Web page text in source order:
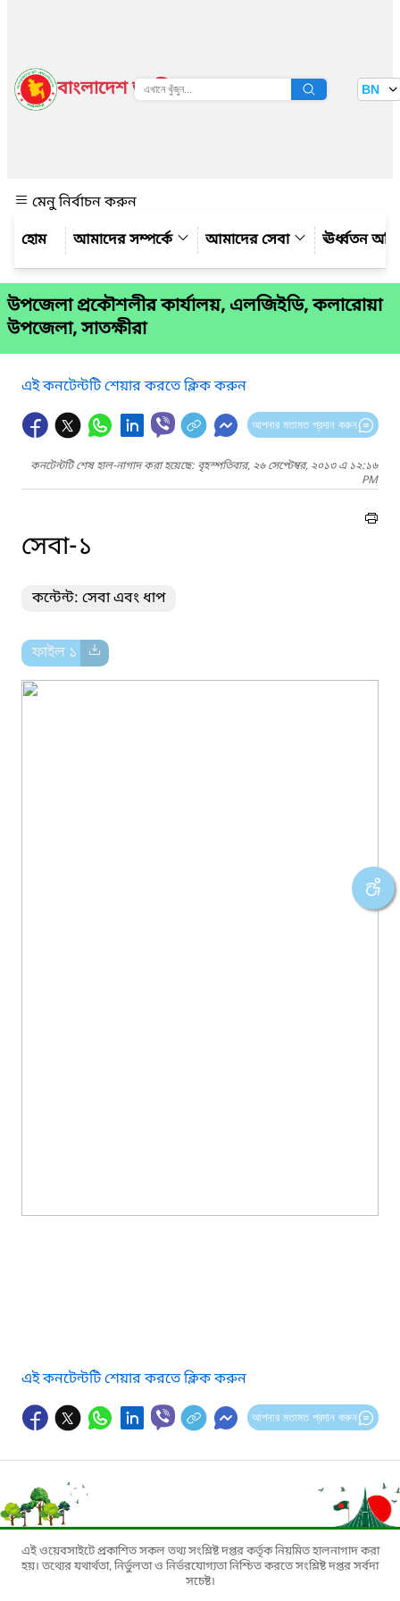
বাংলাদেশ জাতীয় তথ্য বাতায়ন BN
মেনু নির্বাচন করুন
আমাদের সম্পর্কে
আমাদের সেবা ঊর্ধ্বতন
উপজেলা প্রকৌশলীর কার্যালয়, এলজিইডি, কলারোয়া
উপজেলা, সাতক্ষীরা
এই কনটেন্টটি শেয়ার করতে ক্লিক করুন
আপনার মতামত প্রদান করুন
কনটেন্টটি শেষ হাল-নাগাদ করা হয়েছে: বৃহস্পতিবার, ২৬ সেপ্টেম্বর, ২০১৩ এ ১২:১৬
PM
সেবা-১
কন্টেন্ট: সেবা এবং ধাপ
ফাইল ১
এই কনটেন্টটি শেয়ার করতে ক্লিক করুন
আপনার মতামত প্রদান করুন
এই ওয়েবসাইটে প্রকাশিত সকল তথ্য সংশ্লিষ্ট দপ্তর কর্তৃক নিয়মিত হালনাগাদ করা
হয়। তথ্যের যথার্থতা, নির্ভুলতা ও নির্ভরযোগ্যতা নিশ্চিত করতে সংশ্লিষ্ট দপ্তর সর্বদা
সচেষ্ট।